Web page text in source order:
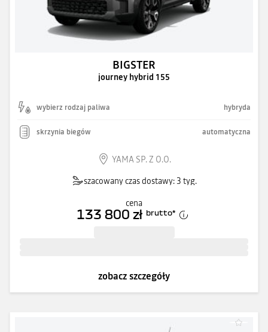
BIGSTER
journey hybrid 155
wybierz rodzaj paliwa hybryda
skrzynia biegów automatyczna
YAMA SP. Z O.O.
szacowany czas dostawy: 3 tyg.
cena
133 800 zł brutto*
zobacz szczegóły